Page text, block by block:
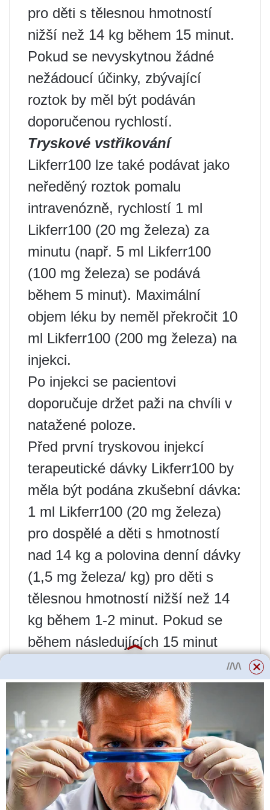
pro děti s tělesnou hmotností
nižší než 14 kg během 15 minut.
Pokud se nevyskytnou žádné
nežádoucí účinky, zbývající
roztok by měl být podáván
doporučenou rychlostí.
Tryskové vstřikování
Likferr100 lze také podávat jako
neředěný roztok pomalu
intravenózně, rychlostí 1 ml
Likferr100 (20 mg železa) za
minutu (např. 5 ml Likferr100
(100 mg železa) se podává
během 5 minut). Maximální
objem léku by neměl překročit 10
ml Likferr100 (200 mg železa) na
injekci.
Po injekci se pacientovi
doporučuje držet paži na chvíli v
natažené poloze.
Před první tryskovou injekcí
terapeutické dávky Likferr100 by
měla být podána zkušební dávka:
1 ml Likferr100 (20 mg železa)
pro dospělé a děti s hmotností
nad 14 kg a polovina denní dávky
(1,5 mg železa/ kg) pro děti s
tělesnou hmotností nižší než 14
kg během 1-2 minut. Pokud se
během následujících 15 minut
nežádoucí účinky, zbývající
roztok by měl být podáván
doporučenou rychlostí. Po injekci
se pacientovi doporučuje držet
paži v natažené poloze.
Úvod do dialyzačního systému